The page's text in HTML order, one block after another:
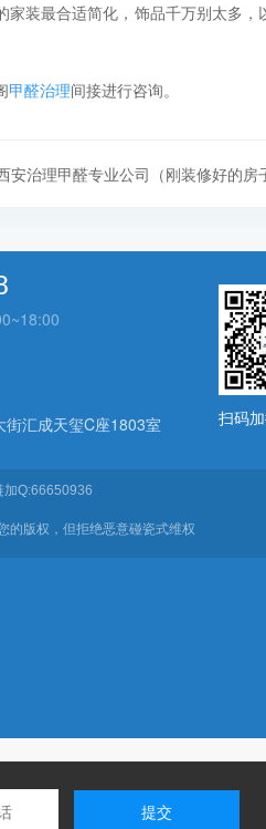
装最合适简化，饰品千万别太多，
甲醛治理间接进行咨询。
安治理甲醛专业公司（刚装修好的房
汇成天玺C座1803室
扫码
加Q:66650936
的版权，但拒绝恶意碰瓷式维权
提交